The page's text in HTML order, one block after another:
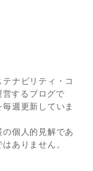
ナビリティ・コ
するブログで
週更新していま
個人的見解であ
ありません。